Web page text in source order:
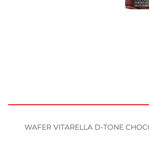
WAFER VITARELLA D-TONE